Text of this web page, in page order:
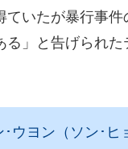
いたが暴行事
」と告げられ
ウヨン（ソン･